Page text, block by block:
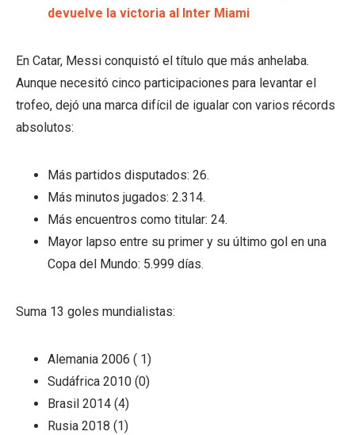
devuelve la victoria al Inter Miami
En Catar, Messi conquistó el título que más anhelaba.
Aunque necesitó cinco participaciones para levantar el
trofeo, dejó una marca difícil de igualar con varios récords
absolutos:
Más partidos disputados: 26.
Más minutos jugados: 2.314.
Más encuentros como titular: 24.
Mayor lapso entre su primer y su último gol en una
Copa del Mundo: 5.999 días.
Suma 13 goles mundialistas:
Alemania 2006 ( 1)
Sudáfrica 2010 (0)
Brasil 2014 (4)
Rusia 2018 (1)